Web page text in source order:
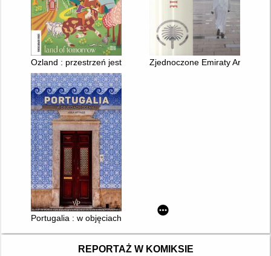
Ozland : przestrzeń jest wszystkimZjednoczone Emiraty Arabskie
Portugalia : w objęciach oceanu
REPORTAŻ W KOMIKSIE